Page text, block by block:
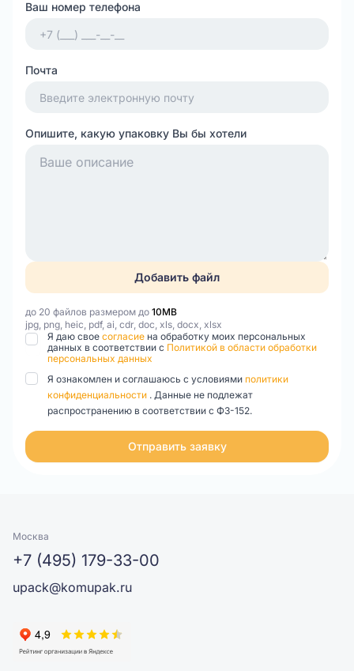
Ваш номер телефона
Почта
Опишите, какую упаковку Вы бы хотели
Добавить файл
до 20 файлов размером до 10MB
jpg, png, heic, pdf, ai, cdr, doc, xls, docx, xlsx
Я даю свое согласие на обработку моих персональных
данных в соответствии с Политикой в области обработки
персональных данных
Я ознакомлен и соглашаюсь с условиями политики
конфиденциальности . Данные не подлежат
распространению в соответствии с ФЗ-152.
Отправить заявку
Москва
+7 (495) 179-33-00
upack@komupak.ru